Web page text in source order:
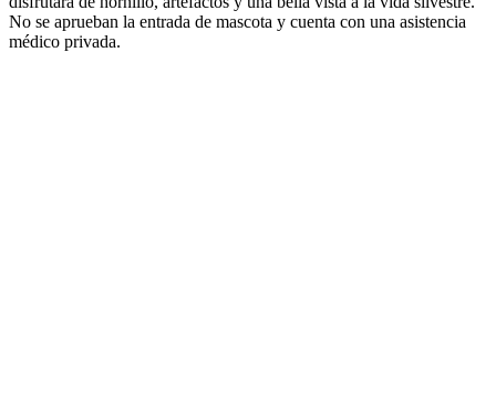
No se aprueban la entrada de mascota y cuenta con una asistencia
médico privada.